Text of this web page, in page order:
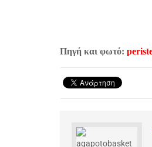
Πηγή και φωτό: